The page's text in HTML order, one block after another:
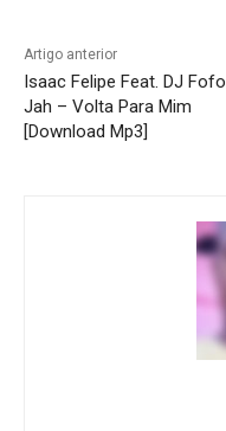
Artigo anterior
Isaac Felipe Feat. DJ Fofo
Jah – Volta Para Mim
[Download Mp3]